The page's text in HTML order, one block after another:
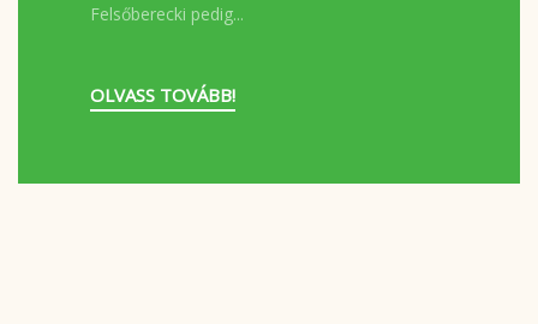
Felsőberecki pedig...
OLVASS TOVÁBB!